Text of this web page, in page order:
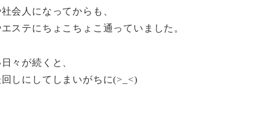
会人になってからも、
ステにちょこちょこ通っていました。
々が続くと、
しにしてしまいがちに(>_<)